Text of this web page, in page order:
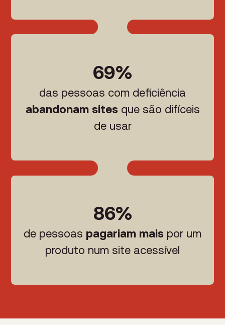
69%
das pessoas com deficiência
abandonam sitesque são difíceis
de usar
86%
de pessoas pagariam mais por um
produto num site acessível